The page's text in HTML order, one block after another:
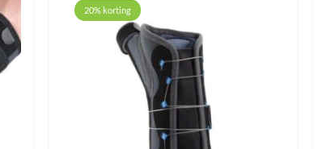
€ 24,45.
20% korting